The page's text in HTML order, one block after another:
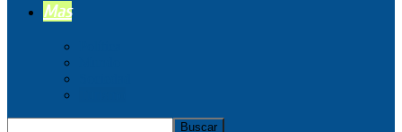
Mas